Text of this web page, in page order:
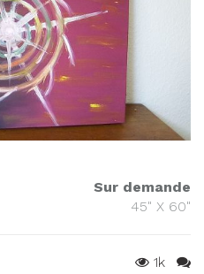
Sur demande
45" X 60"
1k